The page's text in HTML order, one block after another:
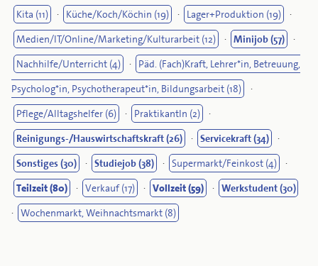
Kita (11)
· Küche/Koch/Köchin (19) · Lager+Produktion (19)
·
Medien/IT/Online/Marketing/Kulturarbeit (12)
· Minijob (57)
·
Nachhilfe/Unterricht (4)
·
Päd. (Fach)Kraft, Lehrer*in, Betreuung,
Psycholog*in, Psychotherapeut*in, Bildungsarbeit (18)
·
Pflege/Alltagshelfer (6)
· PraktikantIn (2)
·
Reinigungs-/Hauswirtschaftskraft (26)
· Servicekraft (34)
·
Sonstiges (30)
· Studiejob (38) · Supermarkt/Feinkost (4)
·
Teilzeit (80)
· Verkauf (17) · Vollzeit (59) · Werkstudent (30)
· Wochenmarkt, Weihnachtsmarkt (8)